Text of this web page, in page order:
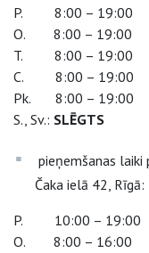
P. 8:00 – 19:00
O. 8:00 – 19:00
T. 8:00 – 19:00
C. 8:00 – 19:00
Pk. 8:00 – 19:00
S., Sv.: SLĒGTS
pieņemšanas laiki
Čaka ielā 42, Rīgā:
P. 10:00 – 19:00
O. 8:00 – 16:00